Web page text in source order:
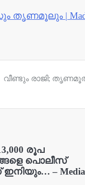
|
വീണ്ടും രാജി;
രൂപ
പൊലീസ്
– Media